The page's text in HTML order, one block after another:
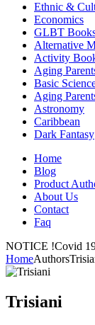
Ethnic &
Economics
GLBT
Alternative
Activity
Aging
Basic
Aging
Astronomy
Caribbean
Dark Fantasy
Home
Blog
Product
About Us
Contact
Faq
NOTICE !Covid
HomeAuthors
Trisiani